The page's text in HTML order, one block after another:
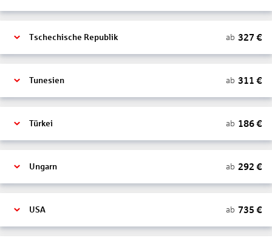
Tschechische Republik ab 327 €
Tunesien ab 311 €
Türkei ab 186€
Ungarn ab 292 €
USA ab 735 €